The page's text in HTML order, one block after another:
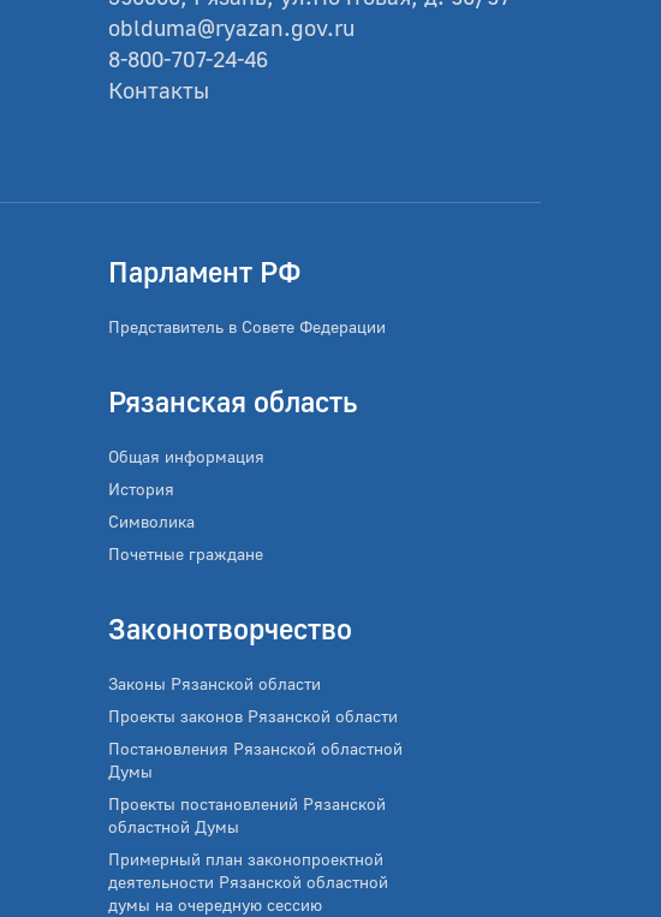
oblduma@ryazan.gov.ru
8-800-707-24-46
Контакты
Парламент РФ
Представитель в Совете Федерации
Рязанская область
Общая информация
История
Символика
Почетные граждане
Законотворчество
Законы Рязанской области
Проекты законов Рязанской области
Постановления Рязанской областной
Думы
Проекты постановлений Рязанской
областной Думы
Примерный план законопроектной
деятельности Рязанской областной
думы на очередную сессию